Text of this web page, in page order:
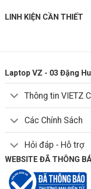
LINH KIỆN CẦN THIẾT
Laptop VZ - 03 Đặng
Thông tin VIETZ
Các Chính Sách
Hỏi đáp - Hỗ trợ
WEBSITE ĐÃ THÔNG